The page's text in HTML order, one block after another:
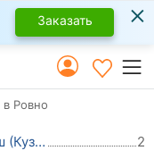
Заказать ×
в Ровно
Вараш (Кузнецовск)
2